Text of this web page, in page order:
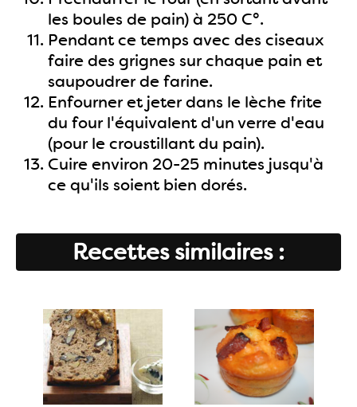
les boules de pain) à 250 C°.
Pendant ce temps avec des ciseaux
faire des grignes sur chaque pain et
saupoudrer de farine.
Enfourner et jeter dans le lèche frite
du four l'équivalent d'un verre d'eau
(pour le croustillant du pain).
Cuire environ 20-25 minutes jusqu'à
ce qu'ils soient bien dorés.
Recettes similaires :